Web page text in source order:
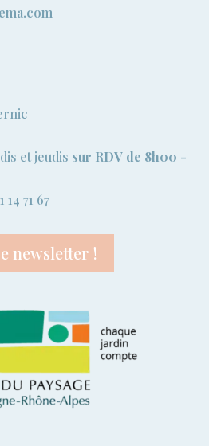
et jeudis sur RDV de 8h00 -
71 67
newsletter !